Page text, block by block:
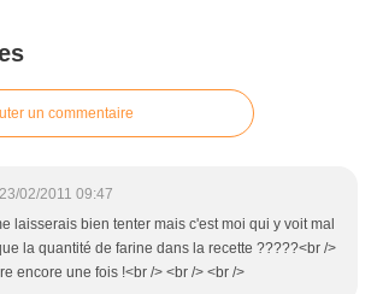
un commentaire
23/02/2011 09:47
laisserais bien tenter mais c'est moi qui y voit mal
la quantité de farine dans la recette ?????<br />
encore une fois !<br /> <br /> <br />